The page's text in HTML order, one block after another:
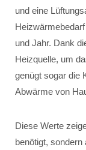
und eine
und Jahr. Dank
Heizquelle, um
genügt sogar die
Abwärme von
Diese Werte
benötigt,